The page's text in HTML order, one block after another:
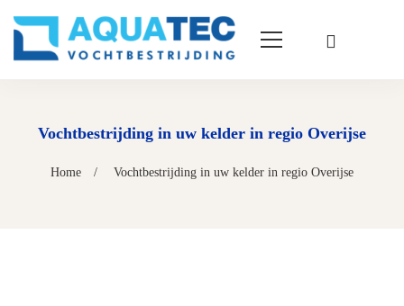
Vochtbestrijding in uw kelder in regio Overijse
Home Vochtbestrijding in uw kelder in regio Overijse